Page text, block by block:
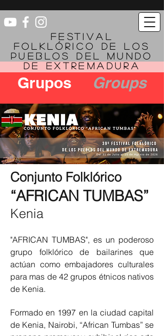
FESTIVAL
FOLKLÓRICO DE LOS
PUEBLOS DEL MUNDO
DE EXTREMADURA
Grupos Groups
Conjunto Folklórico
“AFRICAN TUMBAS”
Kenia
"AFRICAN TUMBAS", es un poderoso
grupo folklórico de bailarines que
actúan como embajadores culturales
para mas de 42 grupos étnicos nativos
de Kenia.
Formado en 1997 en la ciudad capital
de Kenia, Nairobi, “African Tumbas” se